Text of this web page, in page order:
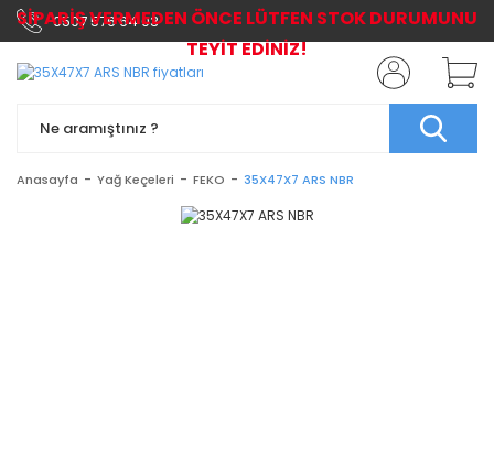
0507 576 64 03
Anasayfa Yağ Keçeleri FEKO 35X47X7 ARS NBR
SİPARİŞ VERMEDEN ÖNCE LÜTFEN STOK DURUMUNU
TEYİT EDİNİZ!